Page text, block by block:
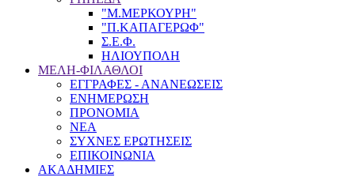
"Μ.ΜΕΡΚΟΥΡΗ"
"Π.ΚΑΠΑΓΕΡΩΦ"
Σ.Ε.Φ.
ΗΛΙΟΥΠΟΛΗ
ΜΕΛΗ-ΦΙΛΑΘΛΟΙ
ΕΓΓΡΑΦΕΣ - ΑΝΑΝΕΩΣΕΙΣ
ΕΝΗΜΕΡΩΣΗ
ΠΡΟΝΟΜΙΑ
NEA
ΣΥΧΝΕΣ ΕΡΩΤΗΣΕΙΣ
ΕΠΙΚΟΙΝΩΝΙΑ
ΑΚΑΔΗΜΙΕΣ